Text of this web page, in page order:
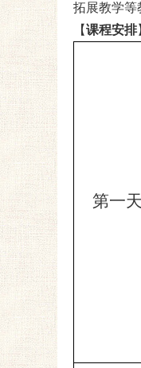
拓展教学等
【课程安排
第一天